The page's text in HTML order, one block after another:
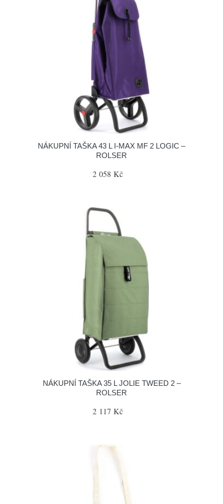
NÁKUPNÍ TAŠKA 43 L I-MAX MF 2 LOGIC –
ROLSER
2 058 Kč
NÁKUPNÍ TAŠKA 35 L JOLIE TWEED 2 –
ROLSER
2 117 Kč